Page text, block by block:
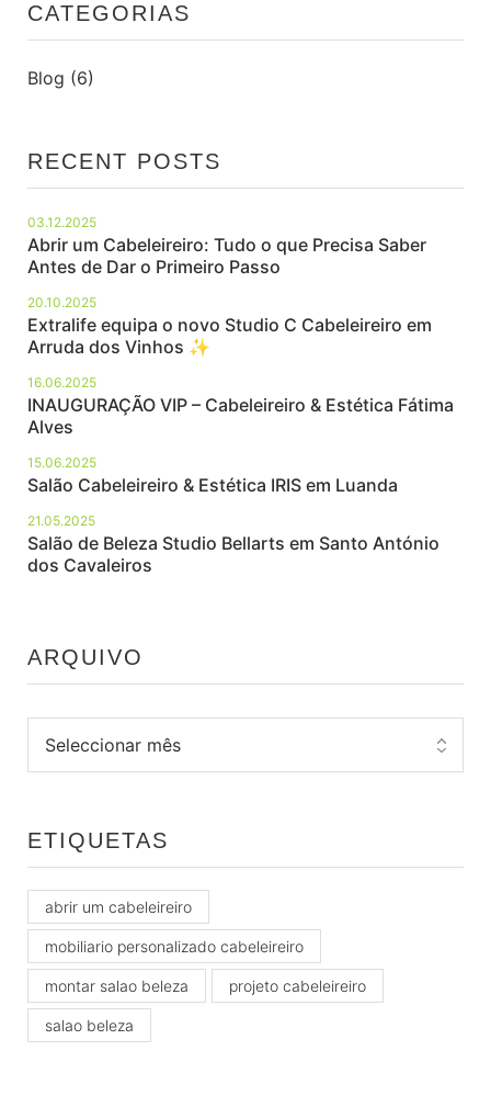
CATEGORIAS
Blog (6)
RECENT POSTS
Abrir um Cabeleireiro: Tudo o que Precisa Saber
Antes de Dar o Primeiro Passo
03.12.2025
Extralife equipa o novo Studio C Cabeleireiro em
Arruda dos Vinhos ✨
20.10.2025
INAUGURAÇÃO VIP – Cabeleireiro & Estética Fátima
Alves
16.06.2025
Salão Cabeleireiro & Estética IRIS em Luanda
15.06.2025
Salão de Beleza Studio Bellarts em Santo António
dos Cavaleiros
21.05.2025
ARQUIVO
ETIQUETAS
abrir um cabeleireiro
mobiliario personalizado cabeleireiro
montar salao beleza projeto cabeleireiro
salao beleza